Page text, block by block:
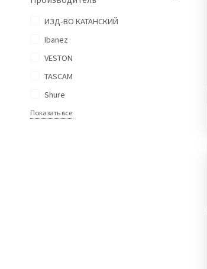
ИЗД-ВО КАТАНСКИЙ
Ibanez
VESTON
TASCAM
Shure
Показать все